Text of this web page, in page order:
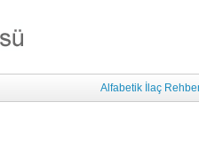
Alfabetik İlaç